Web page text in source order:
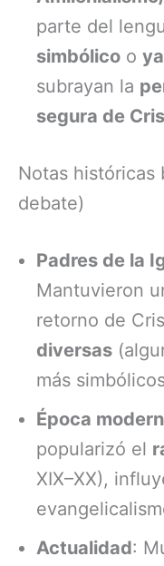
parte del
simbólico o
subrayan la
segura de
Notas históricas
debate)
Padres de la
Mantuvieron
retorno de
diversas
más
Época
popularizó el
XIX–XX),
Actualidad: